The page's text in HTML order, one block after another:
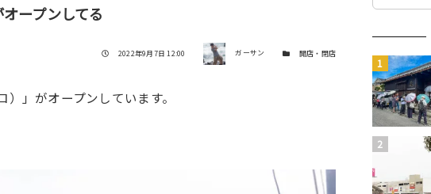
ープンしてる
投稿日
2022年9月7日 12:00 著者 ガーサン カテゴリー開店・閉店
」がオープンしています。